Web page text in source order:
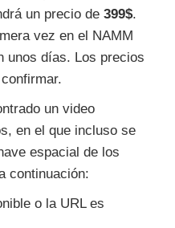
un precio de 399$.
vez en el NAMM
unos días. Los precios
un video
en el que incluso se
espacial de los
continuación:
o la URL es